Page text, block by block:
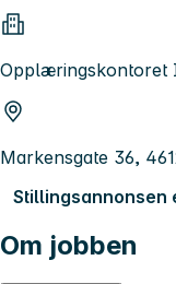
Opplæringskontoret
Markensgate 36,
Stillingsannonsen
Om jobben